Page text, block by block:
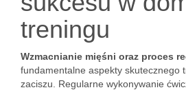
treningu
Wzmacnianie mięśni oraz proces
fundamentalne aspekty skutecznego
zaciszu. Regularne wykonywanie